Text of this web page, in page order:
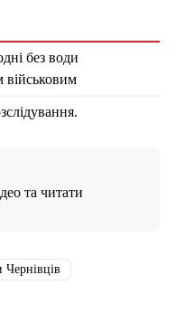
без води
військовим
та читати